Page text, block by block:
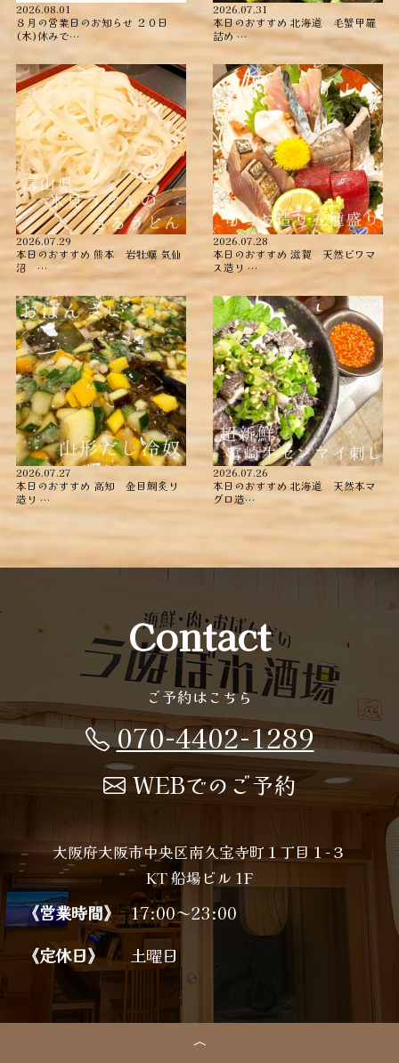
2026.08.01
８月の営業日のお知らせ ２０日
(木)休みで…
2026.07.31
本日のおすすめ ︎北海道 毛蟹甲羅
詰め ︎…
2026.07.29
本日のおすすめ ︎熊本 岩牡蠣 ︎気仙
沼 …
2026.07.28
本日のおすすめ ︎滋賀 天然ビワマ
ス造り …
2026.07.27
本日のおすすめ ︎高知 金目鯛炙り
造り ︎…
2026.07.26
本日のおすすめ ︎北海道 天然本マ
グロ造…
Contact
ご予約はこちら
070-4402-1289
WEBでのご予約
大阪府大阪市中央区南久宝寺町１丁目１−３
KT 船場ビル 1F
《営業時間》 17:00～23:00
《定休日》 土曜日